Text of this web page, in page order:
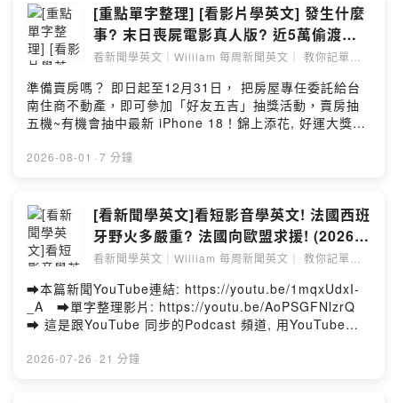
iPhone 18！錦上添花, 好運大獎拿不完! 詳情請洽台南住
商任一加盟店。https://sofm.pse.is/9eqh8t －－－－以
上為 SoundOn 動態廣告－－－－ ➡️本篇新聞YouTube連
結: https://youtu.be/3ZIPyQYmqBU ➡️單字整理影片:
https://youtu.be/0rC1YU2SyM8 ➡️ 這是跟YouTube 同
步的Podcast 頻道, 用YouTube收看會有最好的學習效果
喔 ➡️EF Hello 提供給 William 粉絲的[6折] [終生使用] 獨
家優惠只要NT$2999，折扣網址
https://shorturl.at/QYDaE ➡️彷彿喪屍電影般的畫面 ➡️快
就忘? 句子看了不懂? 收看我的影片, 相信能解決你的學習
痛點!! ➡️加入會員連
結: https://www.youtube.com/channel/UCy4rREatQSu
dxASFTyz0F8w/join 每周四的影片皆為 “會員限定” 影
喔 💥更長的文章解析 💥單字小測驗無期限 💥精美講義
無期限 (上面有整理好影片的文章跟單字, 資訊量豐富) 💥
若當月業務較繁忙, 我會優先上架會員限定影片 一個月只
跟著William 一起 看時事, 學單字, 閱讀大進步~ ➡️本
[重點單字整理] [看影片學英文] 發生什麼
事? 末日喪屍電影真人版? 近5萬偷渡客
闖入西班牙休達)
看新聞學英文｜William 每周新聞英文｜ 教你記單字
準備賣房嗎？ 即日起至12月31日， 把房屋專任委託給台
南住商不動產，即可參加「好友五吉」抽獎活動，賣房抽
五機~有機會抽中最新 iPhone 18！錦上添花, 好運大獎拿
https://sofm.pse.is/9eqh4c -- 出國前最怕匯率一直漲?中
定：https://sofm.pse.is/9etrdc投資外幣如幣別轉換可能
產生匯兌損失，應評估涉及自身情況審慎投資。完整注意
事項詳見網站資訊。 －－－－以上為 SoundOn 動態廣告
－－－－ 來源新聞講解影片:
https://youtu.be/3ZIPyQYmqBU 本篇單字涵蓋新聞單
字 + William 老師額外補充的單字 由Notebook LM整理
製作影片 **整理的相當不錯! ** **給認真的同學們多一
個學習管道喔 ** --Hosting provided by SoundOn
2026-08-01 · 7 分鐘
[看新聞學英文]看短影音學英文! 法國西班
牙野火多嚴重? 法國向歐盟求援! (2026-
07-25) #時事英文 #英文閱讀 #英文單字
#英語學習
看新聞學英文｜William 每周新聞英文｜ 教你記單字
➡️本篇新聞YouTube連結: https://youtu.be/1mqxUdxI-
_A ➡️單字整理影片: https://youtu.be/AoPSGFNlzrQ
➡️ 這是跟YouTube 同步的Podcast 頻道, 用YouTube收
絲的[6折] [終生使用] 獨家優惠只要NT$2999，折扣網址
2026-07-26 · 21 分鐘